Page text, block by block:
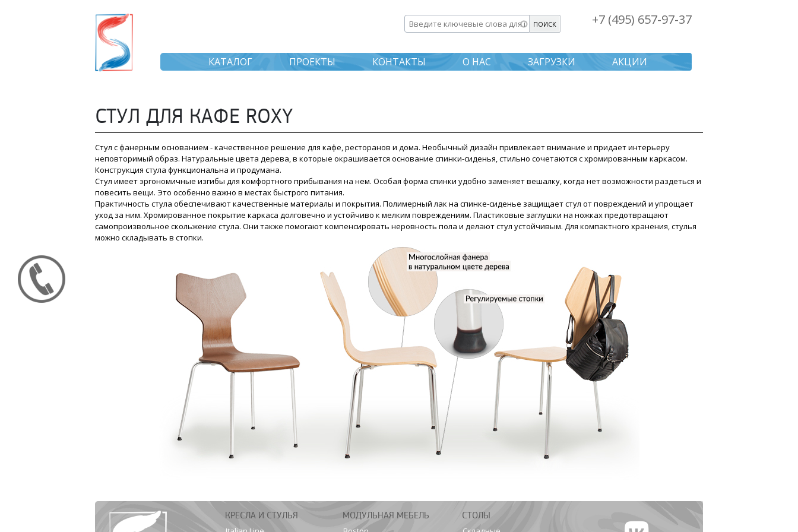
основному
содержанию
Введите ключевые слова для поиска +7 (495) 657-97-37
КАТАЛОГ ПРОЕКТЫ КОНТАКТЫ О НАС ЗАГРУЗКИ АКЦИИ
СТУЛ ДЛЯ КАФЕ ROXY
Стул с фанерным основанием - качественное решение для кафе, ресторанов и дома. Необычный дизайн привлекает внимание и придает интерьеру
неповторимый образ. Натуральные цвета дерева, в которые окрашивается основание спинки-сиденья, стильно сочетаются с хромированным каркасом.
Конструкция стула функциональна и продумана.
Стул имеет эргономичные изгибы для комфортного прибывания на нем. Особая форма спинки удобно заменяет вешалку, когда нет возможности раздеться и
повесить вещи. Это особенно важно в местах быстрого питания.
Практичность стула обеспечивают качественные материалы и покрытия. Полимерный лак на спинке-сиденье защищает стул от повреждений и упрощает
уход за ним. Хромированное покрытие каркаса долговечно и устойчиво к мелким повреждениям. Пластиковые заглушки на ножках предотвращают
самопроизвольное скольжение стула. Они также помогают компенсировать неровность пола и делают стул устойчивым. Для компактного хранения, стулья
можно складывать в стопки.
КРЕСЛА И СТУЛЬЯ
МОДУЛЬНАЯ МЕБЕЛЬ
СТОЛЫ